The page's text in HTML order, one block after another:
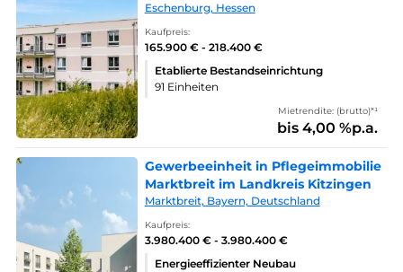
Eschenburg, Hessen
Kaufpreis:
165.900 € - 218.400 €
Etablierte Bestandseinrichtung
91 Einheiten
Mietrendite: (brutto)*¹
bis 4,00 %p.a.
Gewerbeeinheit in Pflegeimmobilie
Marktbreit im Landkreis Kitzingen
Marktbreit, Bayern, Deutschland
Kaufpreis:
3.980.400 € - 3.980.400 €
Energieeffizienter Neubau